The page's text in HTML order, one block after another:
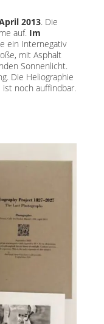
2013. Die
auf. Im
ein Internegativ
mit Asphalt
Sonnenlicht.
Die Heliographie
ist noch auffindbar.